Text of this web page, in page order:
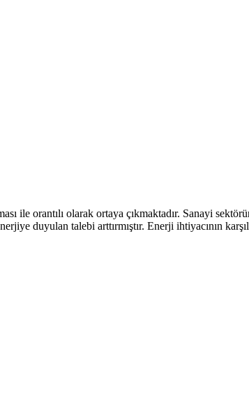
ile orantılı olarak ortaya çıkmaktadır. Sanayi
duyulan talebi arttırmıştır. Enerji ihtiyacının